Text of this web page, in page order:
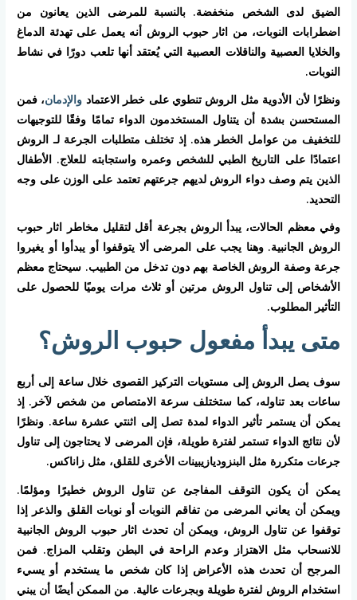
الضيق لدى الشخص منخفضة. بالنسبة للمرضى الذين يعانون من
اضطرابات النوبات، من اثار حبوب الروش أنه يعمل على تهدئة الدماغ
والخلايا العصبية والناقلات العصبية التي يُعتقد أنها تلعب دورًا في نشاط
النوبات.
ونظرًا لأن الأدوية مثل الروش تنطوي على خطر الاعتماد والإدمان، فمن
المستحسن بشدة أن يتناول المستخدمون الدواء تمامًا وفقًا للتوجيهات
للتخفيف من عوامل الخطر هذه. إذ تختلف متطلبات الجرعة لـ الروش
اعتمادًا على التاريخ الطبي للشخص وعمره واستجابته للعلاج. الأطفال
الذين يتم وصف دواء الروش لديهم جرعتهم تعتمد على الوزن على وجه
التحديد.
وفي معظم الحالات، يبدأ الروش بجرعة أقل لتقليل مخاطر اثار حبوب
الروش الجانبية. وهنا يجب على المرضى ألا يتوقفوا أو يبدأوا أو يغيروا
جرعة وصفة الروش الخاصة بهم دون تدخل من الطبيب. سيحتاج معظم
الأشخاص إلى تناول الروش مرتين أو ثلاث مرات يوميًا للحصول على
التأثير المطلوب.
متى يبدأ مفعول حبوب الروش؟
سوف يصل الروش إلى مستويات التركيز القصوى خلال ساعة إلى أربع
ساعات بعد تناوله، كما ستختلف سرعة الامتصاص من شخص لآخر. إذ
يمكن أن يستمر تأثير الدواء لمدة تصل إلى اثنتي عشرة ساعة. ونظرًا
لأن نتائج الدواء تستمر لفترة طويلة، فإن المرضى لا يحتاجون إلى تناول
جرعات متكررة مثل البنزوديازيبينات الأخرى للقلق، مثل زاناكس.
يمكن أن يكون التوقف المفاجئ عن تناول الروش خطيرًا ومؤلمًا.
ويمكن أن يعاني المرضى من تفاقم النوبات أو نوبات القلق والذعر إذا
توقفوا عن تناول الروش، ويمكن أن تحدث اثار حبوب الروش الجانبية
للانسحاب مثل الاهتزاز وعدم الراحة في البطن وتقلب المزاج. فمن
المرجح أن تحدث هذه الأعراض إذا كان شخص ما يستخدم أو يسيء
استخدام الروش لفترة طويلة وبجرعات عالية. من الممكن أيضًا أن يبني